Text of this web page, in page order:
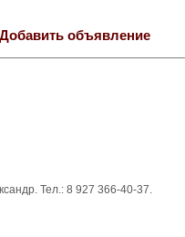
Добавить объявление
Тел.: 8 927 366-40-37.